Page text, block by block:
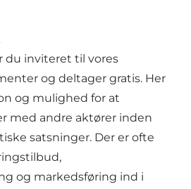
du inviteret til vores
og deltager gratis. Her
og mulighed for at
med andre aktører inden
satsninger. Der er ofte
og markedsføring ind i